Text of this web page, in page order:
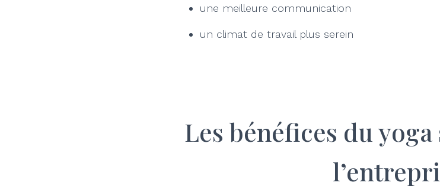
une meilleure communication
un climat de travail plus serein
Les bénéfices du